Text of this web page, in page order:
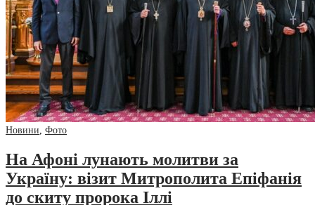
Новини Фото
На Афоні лунають молитви за
Україну: візит Митрополита Епіфанія
до скиту пророка Іллі